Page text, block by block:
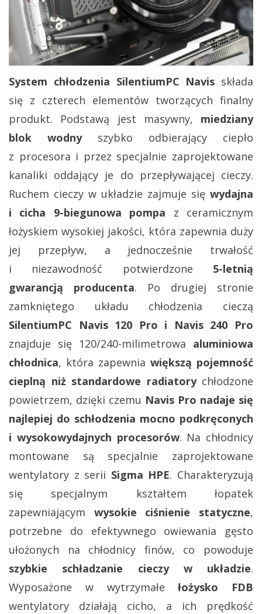
System chłodzenia SilentiumPC Navis składa
się z czterech elementów tworzących finalny
produkt. Podstawą jest masywny, miedziany
blok wodnyszybko odbierający ciepło
z procesora i przez specjalnie zaprojektowane
kanaliki oddający je do przepływającej cieczy.
Ruchem cieczy w układzie zajmuje się wydajna
i cicha 9-biegunowa pompa z ceramicznym
łożyskiem wysokiej jakości, która zapewnia duży
jej przepływ, a jednocześnie trwałość
i niezawodność potwierdzone 5-letnią
gwarancją producenta. Po drugiej stronie
zamkniętego układu chłodzenia cieczą
SilentiumPC Navis 120 Pro i Navis 240 Pro
znajduje się 120/240-milimetrowa aluminiowa
chłodnica, która zapewnia większą pojemność
cieplną niż standardowe radiatorychłodzone
powietrzem, dzięki czemu Navis Pro nadaje się
najlepiej do schłodzenia mocno podkręconych
i wysokowydajnych procesorów. Na chłodnicy
montowane są specjalnie zaprojektowane
wentylatory z serii Sigma HPE. Charakteryzują
się specjalnym kształtem łopatek
zapewniającym wysokie ciśnienie statyczne,
potrzebne do efektywnego owiewania gęsto
ułożonych na chłodnicy finów, co powoduje
szybkie schładzanie cieczy w układzie.
Wyposażone w wytrzymałełożysko FDB
wentylatory działają cicho, a ich prędkość